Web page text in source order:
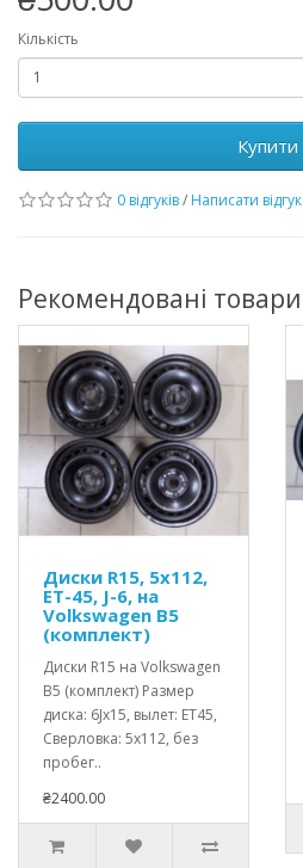
Кількість
Купити
0 відгуків/ Написати відгук
Рекомендовані товари
Диски R15, 5x112,
ET-45, J-6, на
Volkswagen B5
(комплект)
Диски R15 на Volkswagen
B5 (комплект) Размер
диска: 6Jx15, вылет: ET45,
Сверловка: 5x112, без
пробег..
₴2400.00